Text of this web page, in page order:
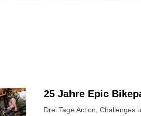
25 Jahre Epic
Drei Tage Action, Challenges